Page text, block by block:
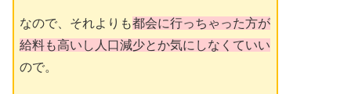
なので、それよりも都会に行っちゃった方が
給料も高いし人口減少とか気にしなくていい
ので。